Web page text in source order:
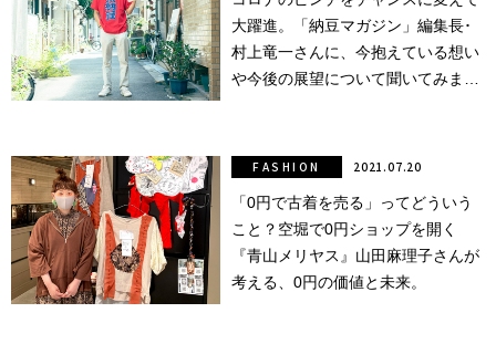
大躍進。「納豆マガジン」編集長･
村上竜一さんに、今抱えている想い
や今後の展望について聞いてみまし
「0円で古着を売る」ってどういう
こと？空堀で0円ショップを開く
『青山メリヤス』山田麻理子さんが
考える、0円の価値と未来。
FASHION 2021.07.20